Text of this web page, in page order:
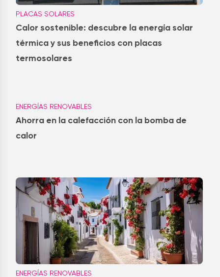
PLACAS SOLARES
Calor sostenible: descubre la energía solar
térmica y sus beneficios con placas
termosolares
ENERGÍAS RENOVABLES
Ahorra en la calefacción con la bomba de
calor
ENERGÍAS RENOVABLES